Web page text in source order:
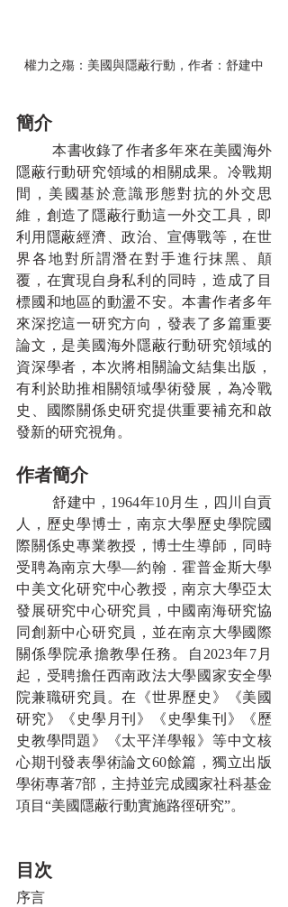
權力之殤：美國與隱蔽行動，作者：舒建中
簡介
	本書收錄了作者多年來在美國海外
隱蔽行動研究領域的相關成果。冷戰期
間，美國基於意識形態對抗的外交思
維，創造了隱蔽行動這一外交工具，即
利用隱蔽經濟、政治、宣傳戰等，在世
界各地對所謂潛在對手進行抹黑、顛
覆，在實現自身私利的同時，造成了目
標國和地區的動盪不安。本書作者多年
來深挖這一研究方向，發表了多篇重要
論文，是美國海外隱蔽行動研究領域的
資深學者，本次將相關論文結集出版，
有利於助推相關領域學術發展，為冷戰
史、國際關係史研究提供重要補充和啟
發新的研究視角。
作者簡介
	舒建中，1964年10月生，四川自貢
人，歷史學博士，南京大學歷史學院國
際關係史專業教授，博士生導師，同時
受聘為南京大學—約翰．霍普金斯大學
中美文化研究中心教授，南京大學亞太
發展研究中心研究員，中國南海研究協
同創新中心研究員，並在南京大學國際
關係學院承擔教學任務。自2023年7月
起，受聘擔任西南政法大學國家安全學
院兼職研究員。在《世界歷史》《美國
研究》《史學月刊》《史學集刊》《歷
史教學問題》《太平洋學報》等中文核
心期刊發表學術論文60餘篇，獨立出版
學術專著7部，主持並完成國家社科基金
項目“美國隱蔽行動實施路徑研究”。
目次
序言